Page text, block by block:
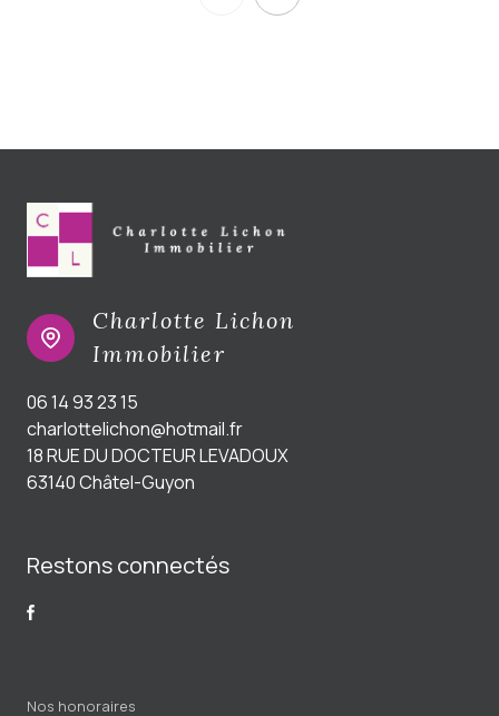
Charlotte Lichon
Immobilier
06 14 93 23 15
charlottelichon@hotmail.fr
18 RUE DU DOCTEUR LEVADOUX
63140 Châtel-Guyon
Restons connectés
Nos honoraires